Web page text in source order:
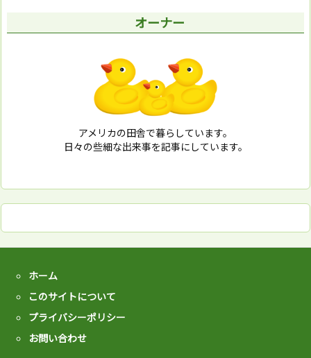
オーナー
アメリカの田舎で暮らしています。
日々の些細な出来事を記事にしています。
ホーム
このサイトについて
プライバシーポリシー
お問い合わせ